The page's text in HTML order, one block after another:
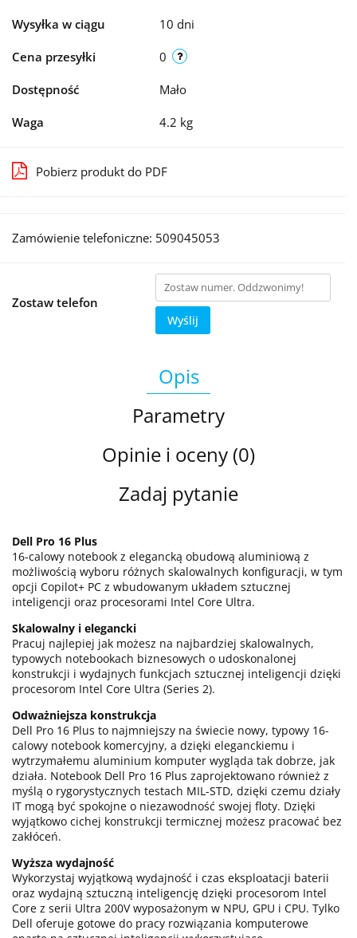
Wysyłka w ciągu 10 dni
Cena przesyłki 0
Dostępność Mało
Waga 4.2 kg
Pobierz produkt do PDF
Zamówienie telefoniczne: 509045053
Zostaw telefon
Wyślij
Opis
Parametry
Opinie i oceny (0)
Zadaj pytanie
Dell Pro 16 Plus
16-calowy notebook z elegancką obudową aluminiową z
możliwością wyboru różnych skalowalnych konfiguracji, w tym
opcji Copilot+ PC z wbudowanym układem sztucznej
inteligencji oraz procesorami Intel Core Ultra.
Skalowalny i elegancki
Pracuj najlepiej jak możesz na najbardziej skalowalnych,
typowych notebookach biznesowych o udoskonalonej
konstrukcji i wydajnych funkcjach sztucznej inteligencji dzięki
procesorom Intel Core Ultra (Series 2).
Odważniejsza konstrukcja
Dell Pro 16 Plus to najmniejszy na świecie nowy, typowy 16-
calowy notebook komercyjny, a dzięki eleganckiemu i
wytrzymałemu aluminium komputer wygląda tak dobrze, jak
działa. Notebook Dell Pro 16 Plus zaprojektowano również z
myślą o rygorystycznych testach MIL-STD, dzięki czemu działy
IT mogą być spokojne o niezawodność swojej floty. Dzięki
wyjątkowo cichej konstrukcji termicznej możesz pracować bez
zakłóceń.
Wyższa wydajność
Wykorzystaj wyjątkową wydajność i czas eksploatacji baterii
oraz wydajną sztuczną inteligencję dzięki procesorom Intel
Core z serii Ultra 200V wyposażonym w NPU, GPU i CPU. Tylko
Dell oferuje gotowe do pracy rozwiązania komputerowe